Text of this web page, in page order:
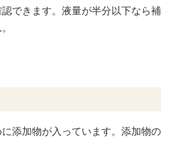
できます。液量が半分以下なら補
添加物が入っています。添加物の